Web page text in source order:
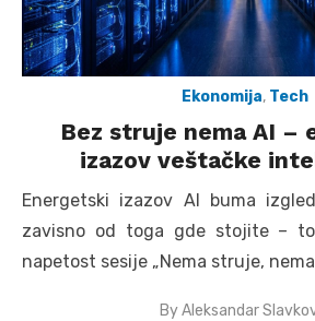
Ekonomija, Tech
Bez struje nema AI –
izazov veštačke
Energetski izazov AI buma
zavisno od toga gde stojite –
napetost sesije „Nema struje,
ByAleksandar